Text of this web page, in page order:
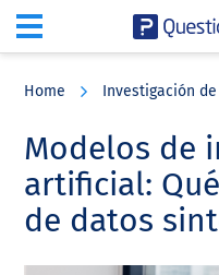
content
sidebar
Home Investigación
Modelos de
artificial:
de datos